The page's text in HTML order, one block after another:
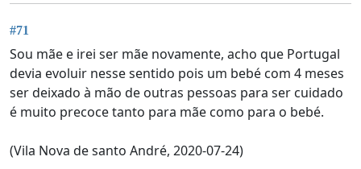
#71
Sou mãe e irei ser mãe novamente, acho que Portugal
devia evoluir nesse sentido pois um bebé com 4 meses
ser deixado à mão de outras pessoas para ser cuidado
é muito precoce tanto para mãe como para o bebé.
(Vila Nova de santo André, 2020-07-24)